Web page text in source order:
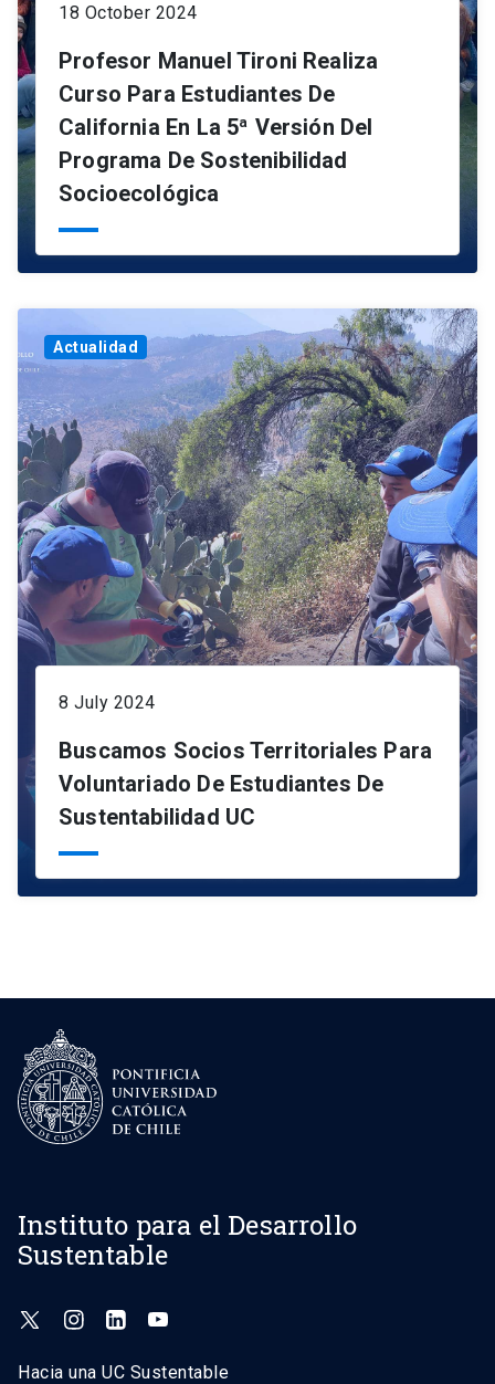
18 October 2024
Profesor Manuel Tironi Realiza
Curso Para Estudiantes De
California En La 5ª Versión Del
Programa De Sostenibilidad
Socioecológica
Actualidad
8 July 2024
Buscamos Socios Territoriales Para
Voluntariado De Estudiantes De
Sustentabilidad UC
Instituto para el Desarrollo
Sustentable
Hacia una UC Sustentable